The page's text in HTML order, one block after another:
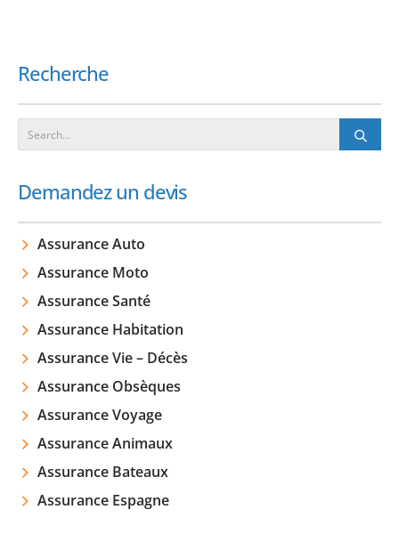
Recherche
Demandez un devis
Assurance Auto
Assurance Moto
Assurance Santé
Assurance Habitation
Assurance Vie – Décès
Assurance Obsèques
Assurance Voyage
Assurance Animaux
Assurance Bateaux
Assurance Espagne